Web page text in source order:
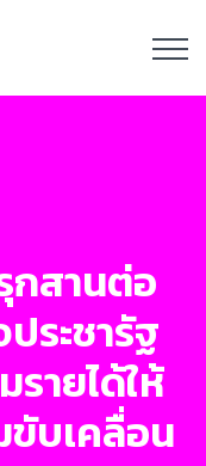
กสานต่อ
ระชารัฐ
รายได้ให้
บเคลื่อน